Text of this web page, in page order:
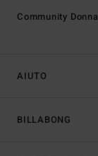
AIUTO
BILLABONG
Community Donna